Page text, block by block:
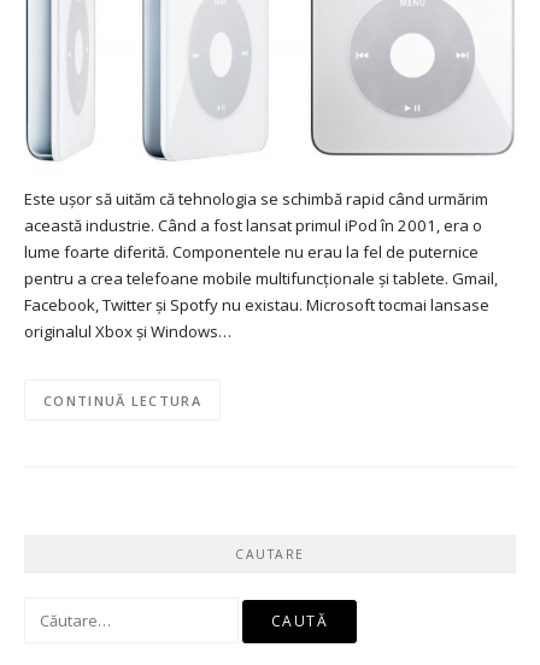
Este ușor să uităm că tehnologia se schimbă rapid când urmărim
această industrie. Când a fost lansat primul iPod în 2001, era o
lume foarte diferită. Componentele nu erau la fel de puternice
pentru a crea telefoane mobile multifuncționale și tablete. Gmail,
Facebook, Twitter și Spotfy nu existau. Microsoft tocmai lansase
originalul Xbox și Windows…
CONTINUĂ LECTURA
CAUTARE
Caută